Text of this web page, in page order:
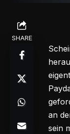
SHARE
an
sein